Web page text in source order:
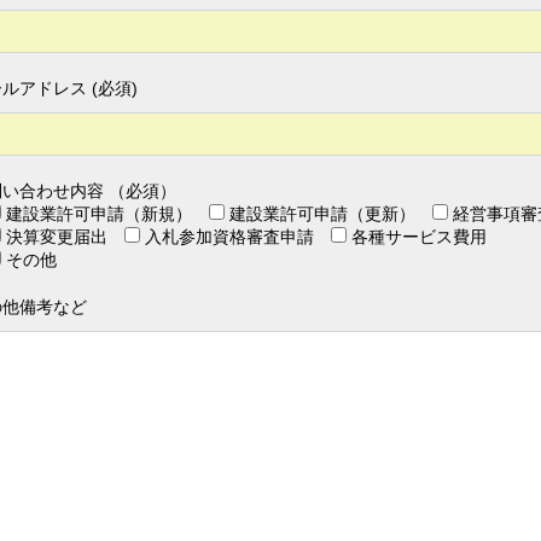
ルアドレス (必須)
合わせ内容 （必須）
建設業許可申請（新規）
建設業許可申請（更新）
経営事項審
決算変更届出
入札参加資格審査申請
各種サービス費用
その他
備考など